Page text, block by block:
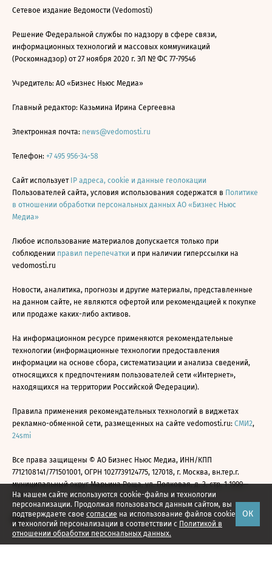
На нашем сайте используются cookie-файлы и технологии
персонализации. Продолжая пользоваться данным сайтом, вы
подтверждаете свое согласие на использование файлов cookie
и технологий персонализации в соответствии с Политикой в
отношении обработки персональных данных.
ОК
Сетевое издание Ведомости (Vedomosti)
Решение Федеральной службы по надзору в сфере связи,
информационных технологий и массовых коммуникаций
(Роскомнадзор) от 27 ноября 2020 г. ЭЛ № ФС 77-79546
Учредитель: АО «Бизнес Ньюс Медиа»
Главный редактор: Казьмина Ирина Сергеевна
Электронная почта: news@vedomosti.ru
Телефон: +7 495 956-34-58
Сайт использует IP адреса, cookie и данные геолокации
Пользователей сайта, условия использования содержатся в Политике
в отношении обработки персональных данных АО «Бизнес Ньюс
Медиа»
Любое использование материалов допускается только при
соблюдении правил перепечатки и при наличии гиперссылки на
vedomosti.ru
Новости, аналитика, прогнозы и другие материалы, представленные
на данном сайте, не являются офертой или рекомендацией к покупке
или продаже каких-либо активов.
На информационном ресурсе применяются рекомендательные
технологии (информационные технологии предоставления
информации на основе сбора, систематизации и анализа сведений,
относящихся к предпочтениям пользователей сети «Интернет»,
находящихся на территории Российской Федерации).
Правила применения рекомендательных технологий в виджетах
рекламно-обменной сети, размещенных на сайте vedomosti.ru: СМИ2,
24smi
Все права защищены © АО Бизнес Ньюс Медиа, ИНН/КПП
7712108141/771501001, ОГРН 1027739124775, 127018, г. Москва, вн.тер.г.
муниципальный округ Марьина Роща, ул. Полковая, д. 3, стр. 1 1999—
2026